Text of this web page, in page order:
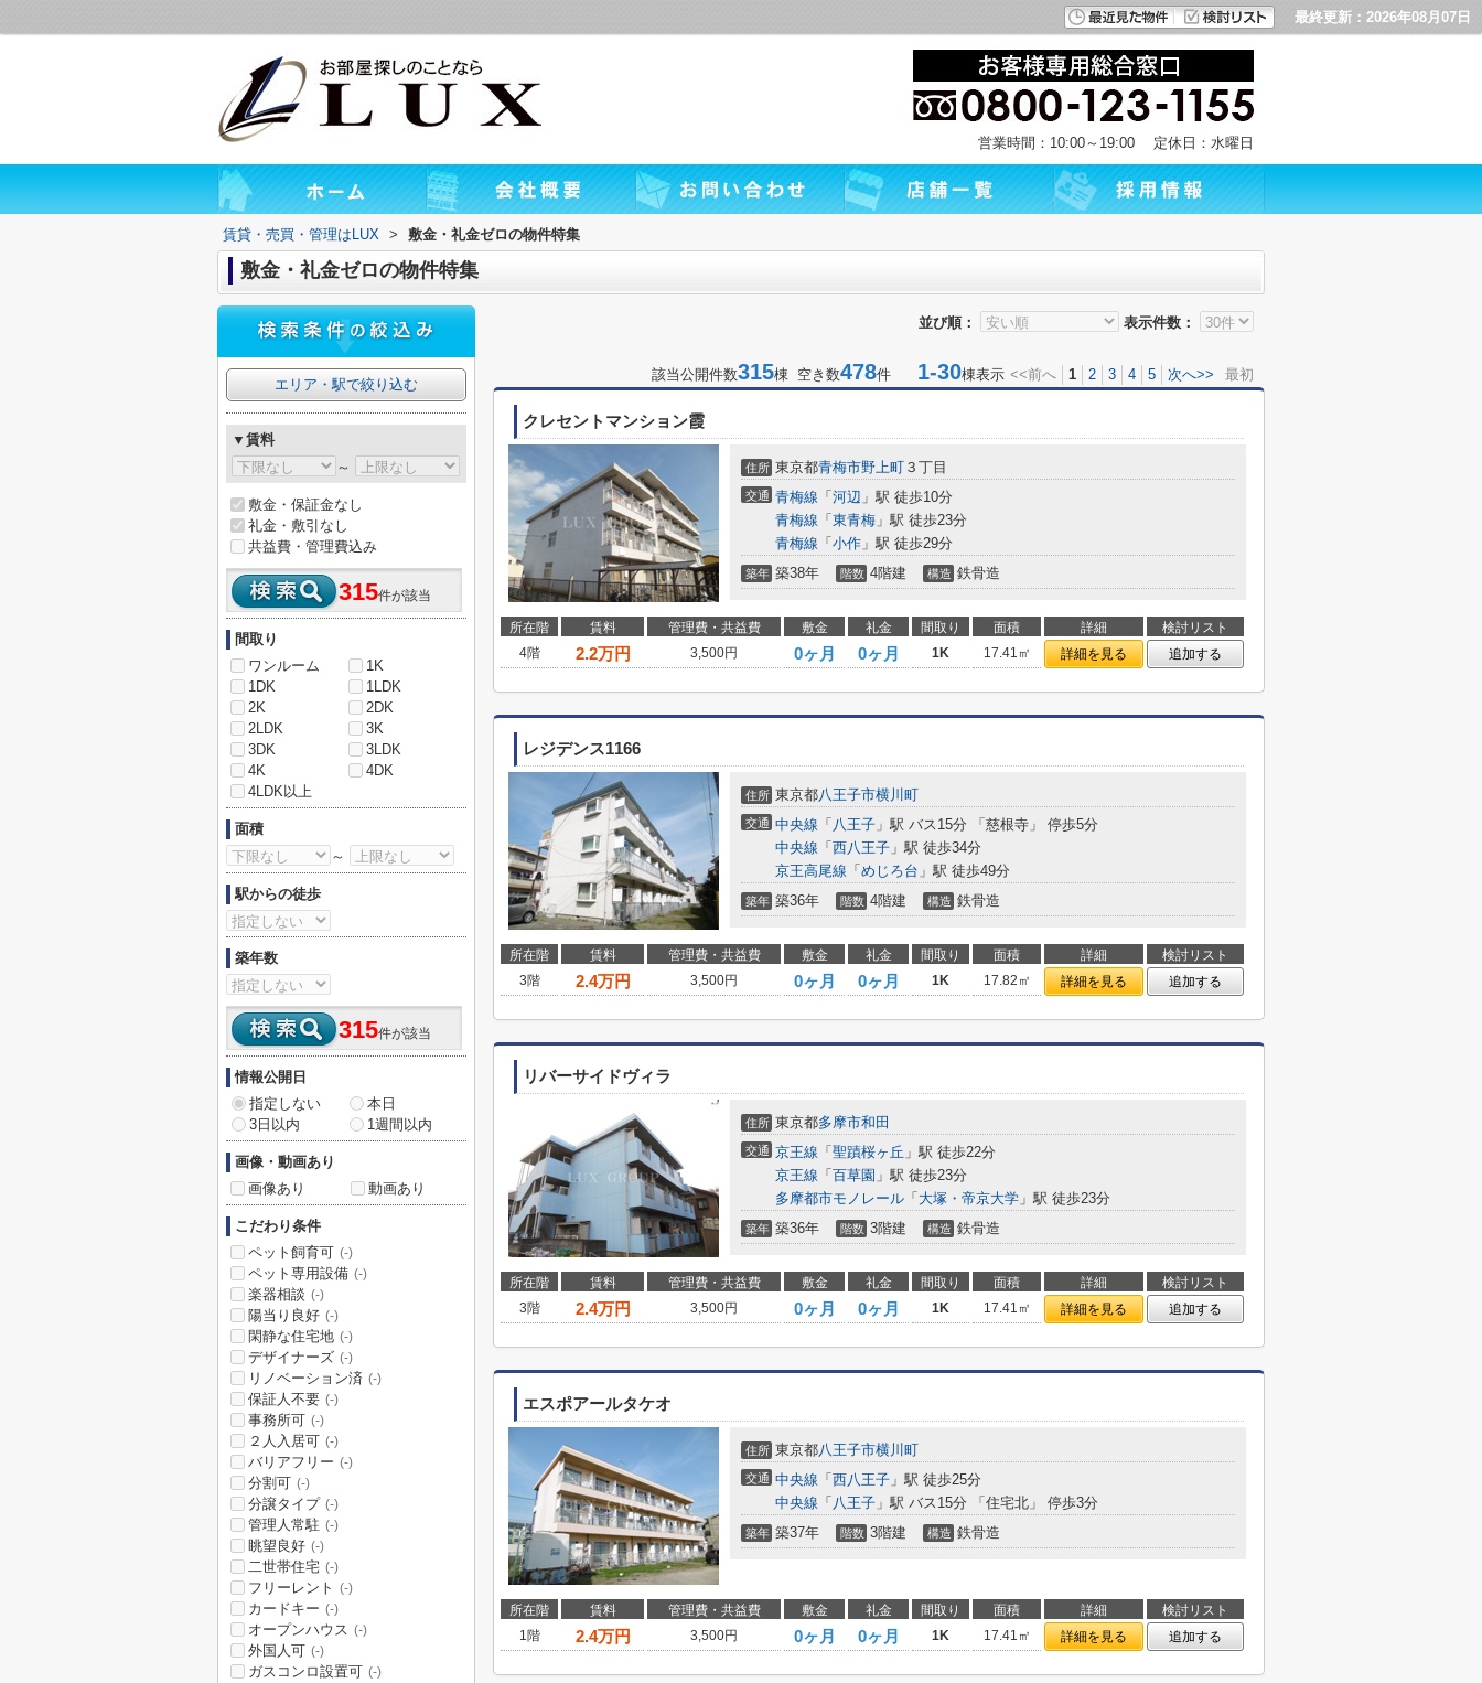
最終更新：2026年08月07日
営業時間：10:00～19:00 定休日：水曜日
賃貸・売買・管理はLUX > 敷金・礼金ゼロの物件特集
敷金・礼金ゼロの物件特集
並び順： 表示件数：
該当公開件数315棟 空き数478件 1-30棟表示 <<前へ 1 2 3 4 5 次へ>> 最初
クレセントマンション霞
住所 東京都青梅市野上町 ３丁目
交通 青梅線 「 河辺 」駅 徒歩10分
青梅線 「 東青梅 」駅 徒歩23分
青梅線 「 小作 」駅 徒歩29分
築年 築38年 階数 4階建 構造 鉄骨造
所在階 賃料 管理費・共益費 敷金 礼金 間取り 面積 詳細
検討リスト
4階
2.2万円 3,500円 0ヶ月 0ヶ月 1K 17.41㎡ 詳細を見る 追加する
レジデンス1166
住所 東京都八王子市横川町
交通 中央線 「 八王子 」駅 バス15分 「慈根寺」 停歩5分
中央線 「 西八王子 」駅 徒歩34分
京王高尾線 「 めじろ台 」駅 徒歩49分
築年 築36年 階数 4階建 構造 鉄骨造
所在階 賃料 管理費・共益費 敷金 礼金 間取り 面積 詳細
検討リスト
3階
2.4万円 3,500円 0ヶ月 0ヶ月 1K 17.82㎡ 詳細を見る 追加する
リバーサイドヴィラ
住所 東京都多摩市和田
交通 京王線 「 聖蹟桜ヶ丘 」駅 徒歩22分
京王線 「 百草園 」駅 徒歩23分
多摩都市モノレール 「 大塚・帝京大学 」駅 徒歩23分
築年 築36年 階数 3階建 構造 鉄骨造
所在階 賃料 管理費・共益費 敷金 礼金 間取り 面積 詳細
検討リスト
3階
2.4万円 3,500円 0ヶ月 0ヶ月 1K 17.41㎡ 詳細を見る 追加する
エスポアールタケオ
住所 東京都八王子市横川町
交通 中央線 「 西八王子 」駅 徒歩25分
中央線 「 八王子 」駅 バス15分 「住宅北」 停歩3分
築年 築37年 階数 3階建 構造 鉄骨造
所在階 賃料 管理費・共益費 敷金 礼金 間取り 面積 詳細
検討リスト
1階
2.4万円 3,500円 0ヶ月 0ヶ月 1K 17.41㎡ 詳細を見る 追加する
エリア・駅で絞り込む
▼賃料
～
敷金・保証金なし
礼金・敷引なし
共益費・管理費込み
315件が該当
間取り
ワンルーム
1K
1DK
1LDK
2K
2DK
2LDK
3K
3DK
3LDK
4K
4DK
4LDK以上
面積
～
駅からの徒歩
築年数
315件が該当
情報公開日
指定しない
本日
3日以内
1週間以内
画像・動画あり
画像あり
動画あり
こだわり条件
ペット飼育可 (-)
ペット専用設備 (-)
楽器相談 (-)
陽当り良好 (-)
閑静な住宅地 (-)
デザイナーズ (-)
リノベーション済 (-)
保証人不要 (-)
事務所可 (-)
２人入居可 (-)
バリアフリー (-)
分割可 (-)
分譲タイプ (-)
管理人常駐 (-)
眺望良好 (-)
二世帯住宅 (-)
フリーレント (-)
カードキー (-)
オープンハウス (-)
外国人可 (-)
ガスコンロ設置可 (-)